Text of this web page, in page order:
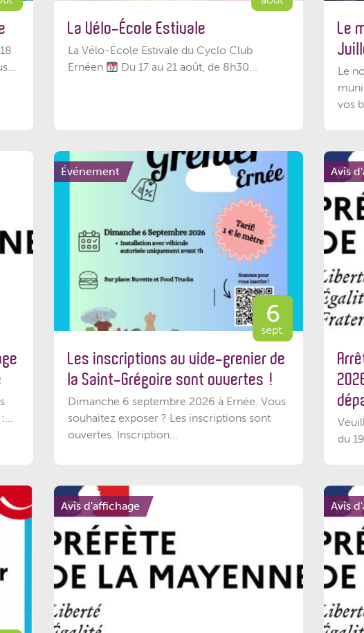
La Vélo-École Estivale
La Vélo-École Estivale du Cyclo Club
Ernéen
Du 17 au 21 août, de 8h30...
Le
Le
vos
Événement
6
sept.
Les inscriptions au vide-grenier de
la Saint-Grégoire sont ouvertes !
Dimanche 6 septembre 2026 à Ernée. Vous
souhaitez exposer ? Les inscriptions sont
ouvertes. Inscription...
Avis
du
Avis d'affichage Avis